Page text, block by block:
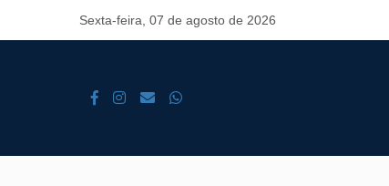
Sexta-feira, 07 de agosto de 2026